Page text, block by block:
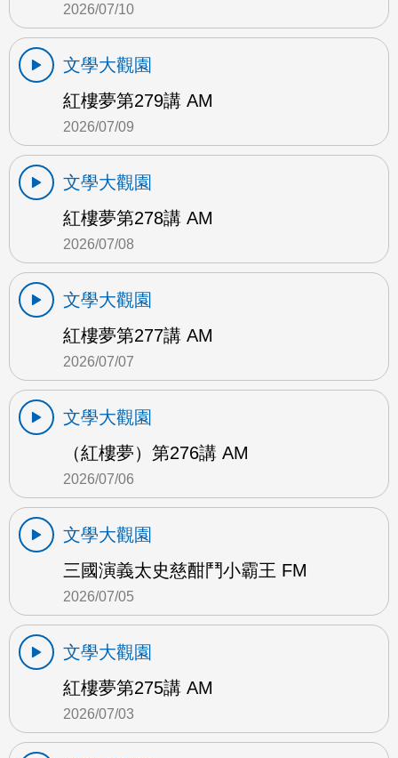
2026/07/10
文學大觀園
紅樓夢第279講 AM
2026/07/09
文學大觀園
紅樓夢第278講 AM
2026/07/08
文學大觀園
紅樓夢第277講 AM
2026/07/07
文學大觀園
（紅樓夢）第276講 AM
2026/07/06
文學大觀園
三國演義太史慈酣鬥小霸王 FM
2026/07/05
文學大觀園
紅樓夢第275講 AM
2026/07/03